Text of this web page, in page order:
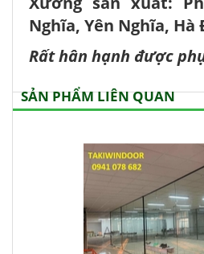
Nghĩa, Yên Nghĩa, Hà
Rất hân hạnh được
SẢN PHẨM LIÊN QUAN